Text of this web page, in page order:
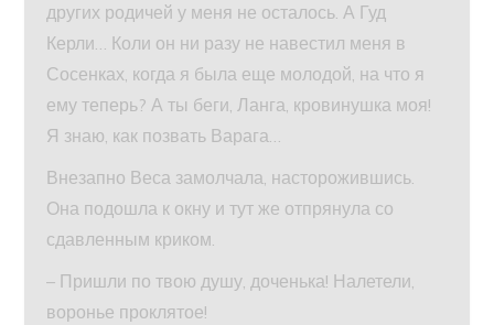
других родичей у меня не осталось. А Гуд
Керли… Коли он ни разу не навестил меня в
Сосенках, когда я была еще молодой, на что я
ему теперь? А ты беги, Ланга, кровинушка моя!
Я знаю, как позвать Варага…
Внезапно Веса замолчала, насторожившись.
Она подошла к окну и тут же отпрянула со
сдавленным криком.
– Пришли по твою душу, доченька! Налетели,
воронье проклятое!